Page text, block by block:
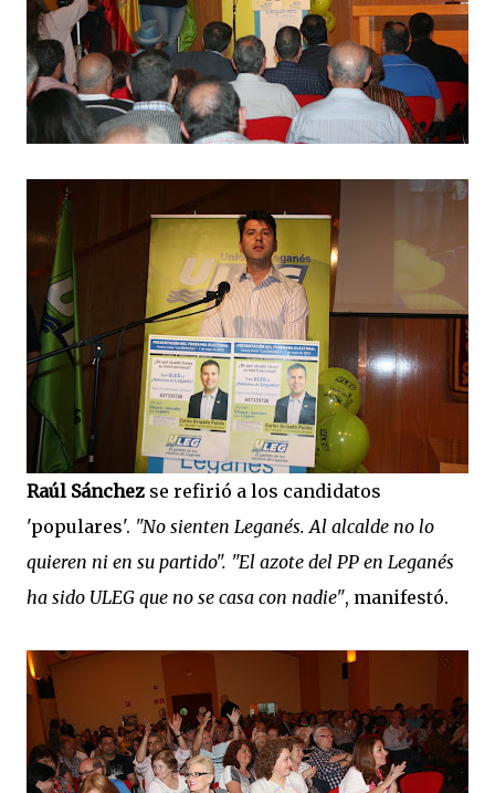
Raúl Sánchez se refirió a los candidatos
'populares'. "No sienten Leganés. Al alcalde no lo
quieren ni en su partido". "El azote del PP en Leganés
ha sido ULEG que no se casa con nadie", manifestó.